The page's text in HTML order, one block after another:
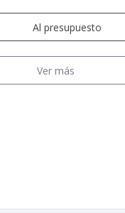
Al presupuesto
Ver más